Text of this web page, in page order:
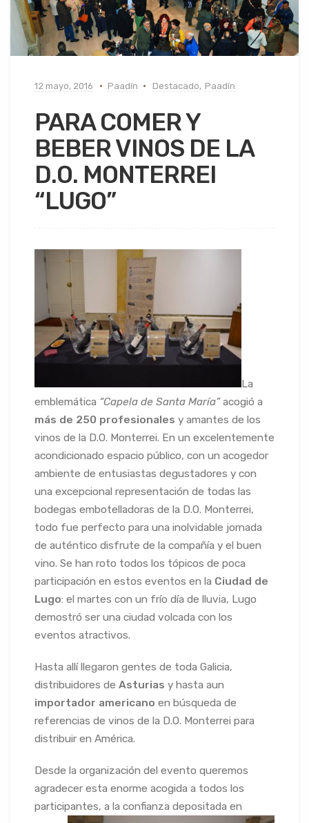
12 mayo, 2016 Paadín Destacado, Paadín
PARA COMER Y
BEBER VINOS DE LA
D.O. MONTERREI
“LUGO”
La
emblemática “Capela de Santa María”acogió a
más de 250 profesionales y amantes de los
vinos de la D.O. Monterrei. En un excelentemente
acondicionado espacio público, con un acogedor
ambiente de entusiastas degustadores y con
una excepcional representación de todas las
bodegas embotelladoras de la D.O. Monterrei,
todo fue perfecto para una inolvidable jornada
de auténtico disfrute de la compañía y el buen
vino. Se han roto todos los tópicos de poca
participación en estos eventos en la Ciudad de
Lugo: el martes con un frío día de lluvia, Lugo
demostró ser una ciudad volcada con los
eventos atractivos.
Hasta allí llegaron gentes de toda Galicia,
distribuidores de Asturias y hasta aun
importador americano en búsqueda de
referencias de vinos de la D.O. Monterrei para
distribuir en América.
Desde la organización del evento queremos
agradecer esta enorme acogida a todos los
participantes, a la confianza depositada en